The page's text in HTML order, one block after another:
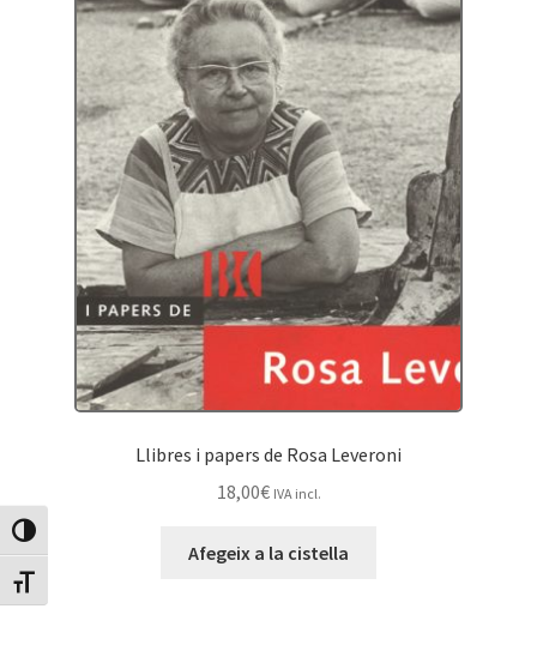
Canvia Alt Contrast
Canvia mida de lletra
Protecció de dades
Termes i condicions
Llibres i papers de Rosa Leveroni
18,00€ IVA incl.
Afegeix a la cistella